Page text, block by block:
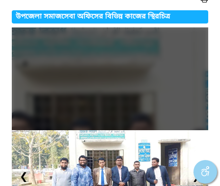
উপজেলা সমাজসেবা অফিসের বিভিন্ন কাজের স্থিরচিত্র
❮ ❯